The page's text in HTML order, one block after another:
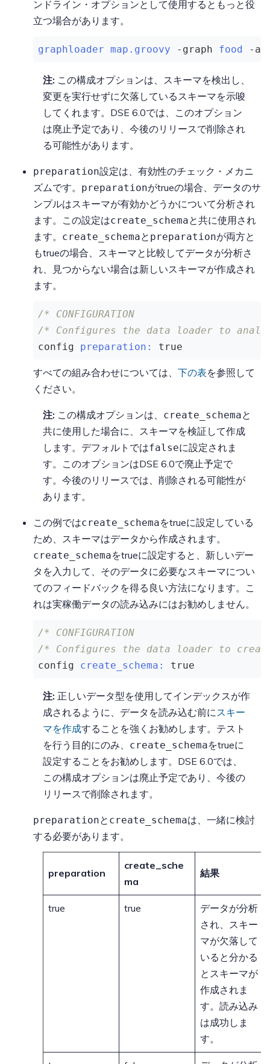
ンドライン・オプションとして使用するともっと役
立つ場合があります。
graphloader map.groovy -graph food -
注: この構成オプションは、スキーマを検出し、
変更を実行せずに欠落しているスキーマを示唆
してくれます。DSE 6.0では、このオプション
は廃止予定であり、今後のリリースで削除され
る可能性があります。
preparation設定は、有効性のチェック・メカニ
ズムです。 preparationがtrueの場合、データのサ
ンプルはスキーマが有効かどうかについて分析され
ます。この設定はcreate_schemaと共に使用され
ます。 create_schemaと preparationが両方と
もtrueの場合、スキーマと比較してデータが分析さ
れ、見つからない場合は新しいスキーマが作成され
ます。
/* CONFIGURATION
/* Configures the data loader to
config preparation: true
すべての組み合わせについては、 下の表を参照して
ください。
注: この構成オプションは、 create_schemaと
共に使用した場合に、スキーマを検証して作成
します。デフォルトではfalseに設定されま
す。このオプションはDSE 6.0で廃止予定で
す。今後のリリースでは、削除される可能性が
あります。
この例ではcreate_schemaをtrueに設定している
ため、スキーマはデータから作成されます。
create_schemaをtrueに設定すると、新しいデー
タを入力して、そのデータに必要なスキーマについ
てのフィードバックを得る良い方法になります。こ
れは実稼働データの読み込みにはお勧めしません。
/* CONFIGURATION
/* Configures the data loader to
config create_schema: true
注: 正しいデータ型を使用してインデックスが作
成されるように、データを読み込む前に スキー
マを作成することを強くお勧めします。テスト
を行う目的にのみ、 create_schemaをtrueに
設定することをお勧めします。DSE 6.0では、
この構成オプションは廃止予定であり、今後の
リリースで削除されます。
preparationと create_schemaは、一緒に検討
する必要があります。
preparation
create_sche
ma
結果
true true
データが分析
され、スキー
マが欠落して
いると分かる
とスキーマが
作成されま
す。読み込み
は成功しま
す。